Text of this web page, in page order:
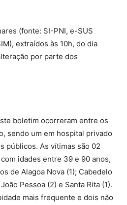
(fonte: SI-PNI, e-SUS
extraídos às 10h, do dia
por parte dos
boletim ocorreram entre os
sendo um em hospital privado
públicos. As vítimas são 02
idades entre 39 e 90 anos,
de Alagoa Nova (1); Cabedelo
Pessoa (2) e Santa Rita (1).
mais frequente e dois não